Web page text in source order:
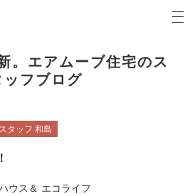
スタッフ 和島
。エアムーブ住宅のス
ッフブログ
ウス＆ エコライフ